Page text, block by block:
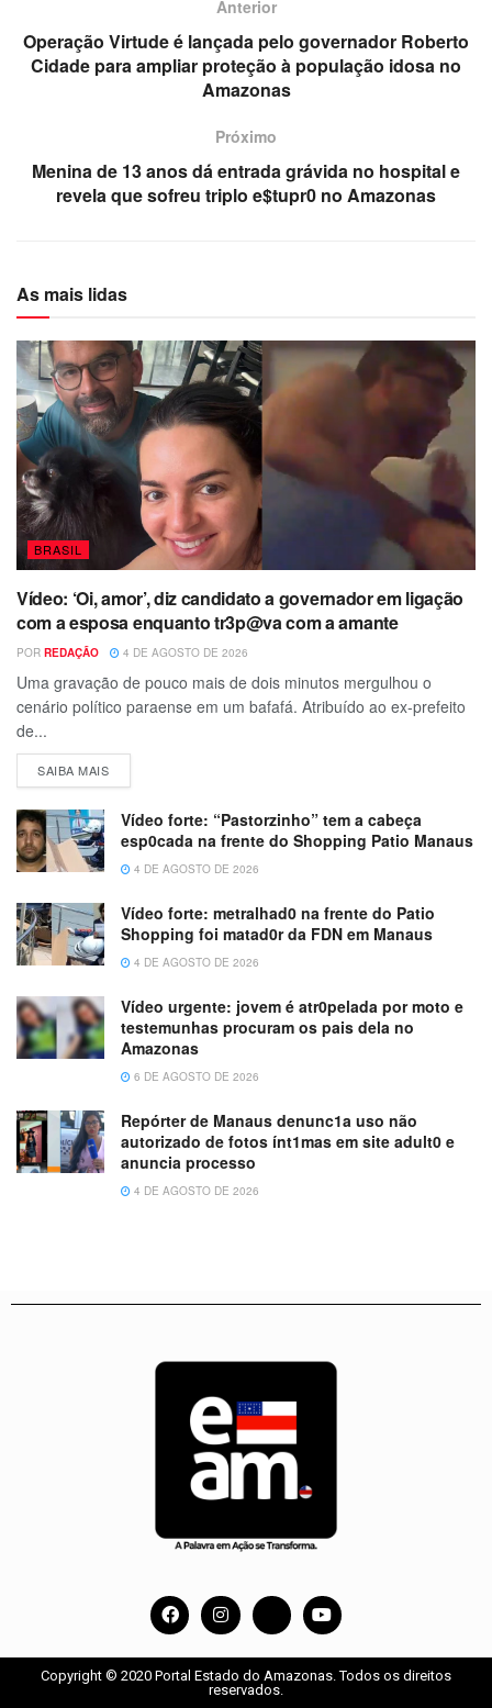
Anterior
Operação Virtude é lançada pelo governador Roberto
Cidade para ampliar proteção à população idosa no
Amazonas
Próximo
Menina de 13 anos dá entrada grávida no hospital e
revela que sofreu triplo e$tupr0 no Amazonas
As mais lidas
BRASIL
Vídeo: ‘Oi, amor’, diz candidato a governador em ligação
com a esposa enquanto tr3p@va com a amante
POR REDAÇÃO 4 DE AGOSTO DE 2026
Uma gravação de pouco mais de dois minutos mergulhou o
cenário político paraense em um bafafá. Atribuído ao ex-prefeito
de...
SAIBA MAIS
Vídeo forte: “Pastorzinho” tem a cabeça
esp0cada na frente do Shopping Patio Manaus
4 DE AGOSTO DE 2026
Vídeo forte: metralhad0 na frente do Patio
Shopping foi matad0r da FDN em Manaus
4 DE AGOSTO DE 2026
Vídeo urgente: jovem é atr0pelada por moto e
testemunhas procuram os pais dela no
Amazonas
6 DE AGOSTO DE 2026
Repórter de Manaus denunc1a uso não
autorizado de fotos ínt1mas em site adult0 e
anuncia processo
4 DE AGOSTO DE 2026
Copyright © 2020 Portal Estado do Amazonas. Todos os direitos
reservados.